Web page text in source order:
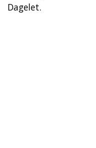
Dagelet.